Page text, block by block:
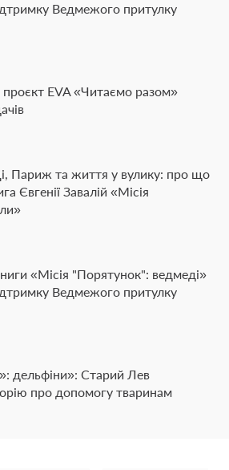
Ведмежого притулку
проєкт EVA «Читаємо разом»
Париж та життя у вулику: про що
Євгенії Завалій «Місія
«Місія "Порятунок": ведмеді»
Ведмежого притулку
дельфіни»: Старий Лев
про допомогу тваринам